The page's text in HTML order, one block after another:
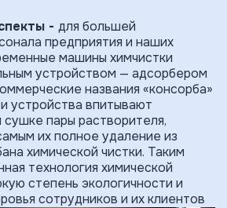
- для большей
предприятия и наших
машины химчистки
устройством — адсорбером
названия «консорба»
устройства впитывают
пары растворителя,
их полное удаление из
химической чистки. Таким
техноло­гия химической
степень экологичности и
сотрудников и их клиентов